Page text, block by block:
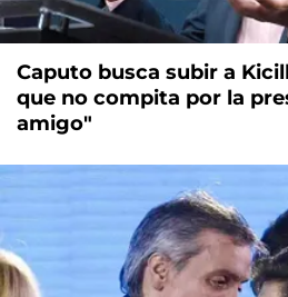
Caputo busca subir a
que no compita por la
amigo"